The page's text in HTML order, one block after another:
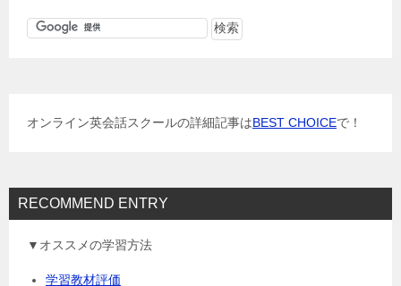
オンライン英会話スクールの詳細記事はBEST CHOICEで！
RECOMMEND ENTRY
▼オススメの学習方法
学習教材評価